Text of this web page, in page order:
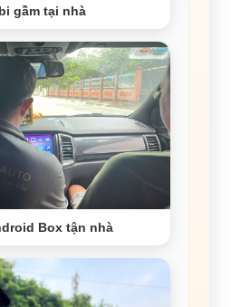
gầm tại nhà
Box tận nhà